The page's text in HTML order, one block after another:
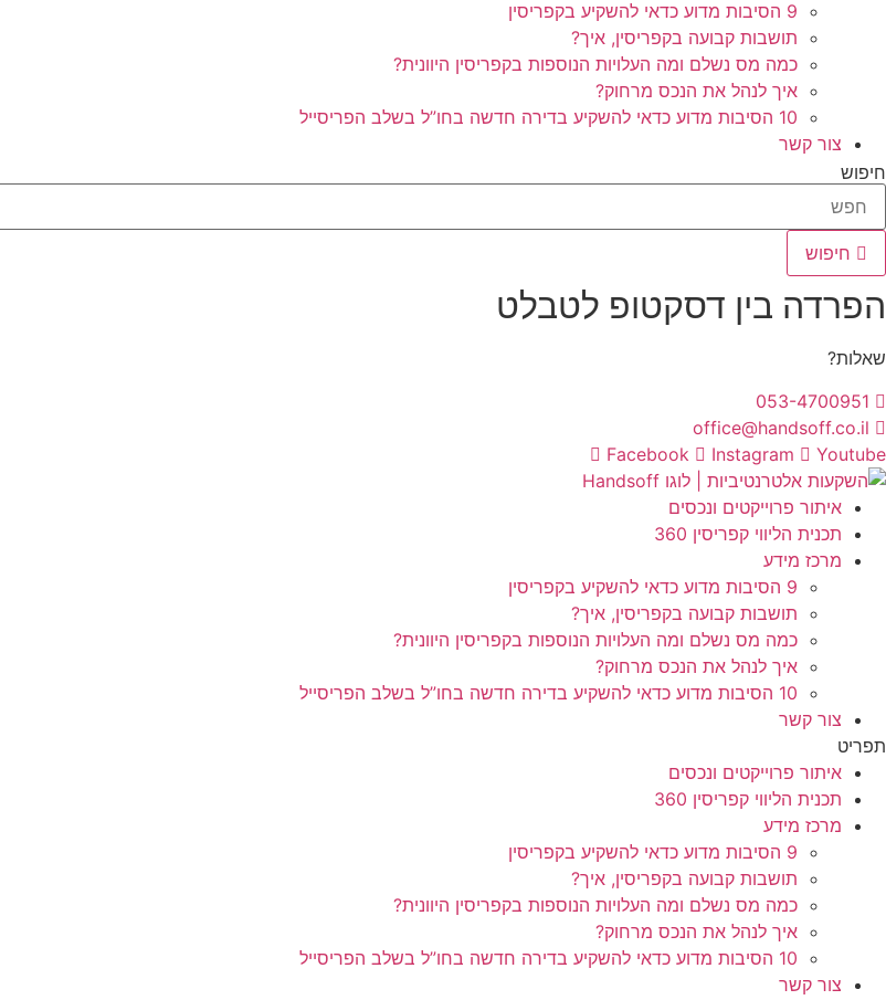
9 הסיבות מדוע כדאי להשקיע בקפריסין
תושבות קבועה בקפריסין, איך?
כמה מס נשלם ומה העלויות הנוספות בקפריסין היוונית?
איך לנהל את הנכס מרחוק?
10 הסיבות מדוע כדאי להשקיע בדירה חדשה בחו”ל בשלב הפריסייל
צור קשר
חיפוש
חיפוש
הפרדה בין דסקטופ לטבלט
שאלות?
053-4700951
office@handsoff.co.il
Facebook
Instagram Youtube
איתור פרוייקטים ונכסים
תכנית הליווי קפריסין 360
מרכז מידע
9 הסיבות מדוע כדאי להשקיע בקפריסין
תושבות קבועה בקפריסין, איך?
כמה מס נשלם ומה העלויות הנוספות בקפריסין היוונית?
איך לנהל את הנכס מרחוק?
10 הסיבות מדוע כדאי להשקיע בדירה חדשה בחו”ל בשלב הפריסייל
צור קשר
תפריט
איתור פרוייקטים ונכסים
תכנית הליווי קפריסין 360
מרכז מידע
9 הסיבות מדוע כדאי להשקיע בקפריסין
תושבות קבועה בקפריסין, איך?
כמה מס נשלם ומה העלויות הנוספות בקפריסין היוונית?
איך לנהל את הנכס מרחוק?
10 הסיבות מדוע כדאי להשקיע בדירה חדשה בחו”ל בשלב הפריסייל
צור קשר